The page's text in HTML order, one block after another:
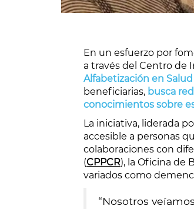
En un esfuerzo por
a través del Centro de
Alfabetización en
beneficiarias, busca
conocimientos sobre
La iniciativa, liderada
accesible a personas
colaboraciones con
(CPPCR), la Oficina de
variados como
“Nosotros